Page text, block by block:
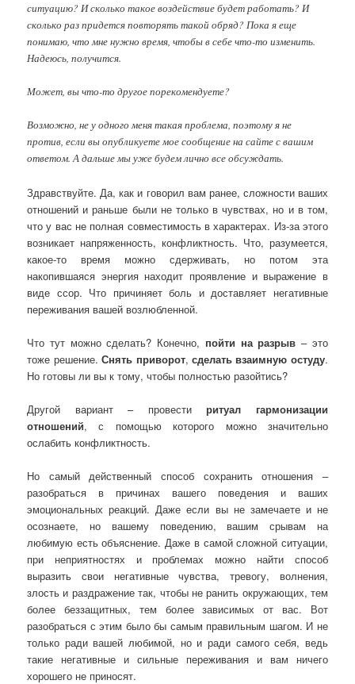
ситуацию? И сколько такое воздействие будет работать? И
сколько раз придется повторять такой обряд? Пока я еще
понимаю, что мне нужно время, чтобы в себе что-то изменить.
Надеюсь, получится.
Может, вы что-то другое порекомендуете?
Возможно, не у одного меня такая проблема, поэтому я не
против, если вы опубликуете мое сообщение на сайте с вашим
ответом. А дальше мы уже будем лично все обсуждать.
Здравствуйте. Да, как и говорил вам ранее, сложности ваших
отношений и раньше были не только в чувствах, но и в том,
что у вас не полная совместимость в характерах. Из-за этого
возникает напряженность, конфликтность. Что, разумеется,
какое-то время можно сдерживать, но потом эта
накопившаяся энергия находит проявление и выражение в
виде ссор. Что причиняет боль и доставляет негативные
переживания вашей возлюбленной.
Что тут можно сделать? Конечно, пойти на разрыв – это
тоже решение.Снять приворот, сделать взаимную остуду.
Но готовы ли вы к тому, чтобы полностью разойтись?
Другой вариант – провестиритуал гармонизации
отношений, с помощью которого можно значительно
ослабить конфликтность.
Но самый действенный способ сохранить отношения –
разобраться в причинах вашего поведения и ваших
эмоциональных реакций. Даже если вы не замечаете и не
осознаете, но вашему поведению, вашим срывам на
любимую есть объяснение. Даже в самой сложной ситуации,
при неприятностях и проблемах можно найти способ
выразить свои негативные чувства, тревогу, волнения,
злость и раздражение так, чтобы не ранить окружающих, тем
более беззащитных, тем более зависимых от вас. Вот
разобраться с этим было бы самым правильным шагом. И не
только ради вашей любимой, но и ради самого себя, ведь
такие негативные и сильные переживания и вам ничего
хорошего не приносят.